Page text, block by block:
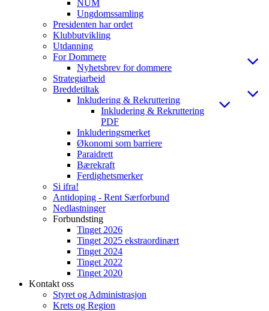
NUM
Ungdomssamling
Presidenten har ordet
Klubbutvikling
Utdanning
For Dommere
Nyhetsbrev for dommere
Strategiarbeid
Breddetiltak
Inkludering & Rekruttering
Inkludering & Rekruttering
PDF
Inkluderingsmerket
Økonomi som barriere
Paraidrett
Bærekraft
Ferdighetsmerker
Si ifra!
Antidoping - Rent Særforbund
Nedlastninger
Forbundsting
Tinget 2026
Tinget 2025 ekstraordinært
Tinget 2024
Tinget 2022
Tinget 2020
Kontakt oss
Styret og Administrasjon
Krets og Region